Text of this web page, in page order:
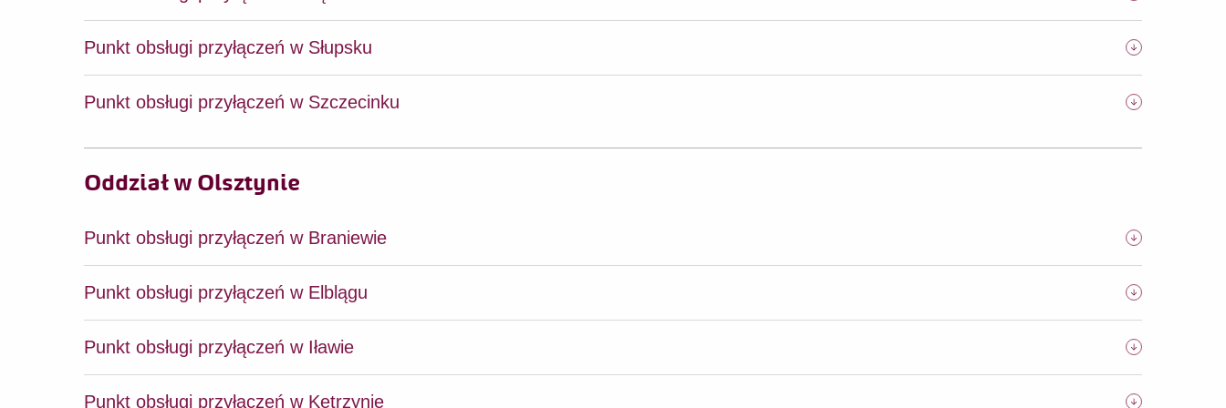
Punkt obsługi przyłączeń w Słupsku
Punkt obsługi przyłączeń w Szczecinku
Oddział w Olsztynie
Punkt obsługi przyłączeń w Braniewie
Punkt obsługi przyłączeń w Elblągu
Punkt obsługi przyłączeń w Iławie
Punkt obsługi przyłączeń w Kętrzynie